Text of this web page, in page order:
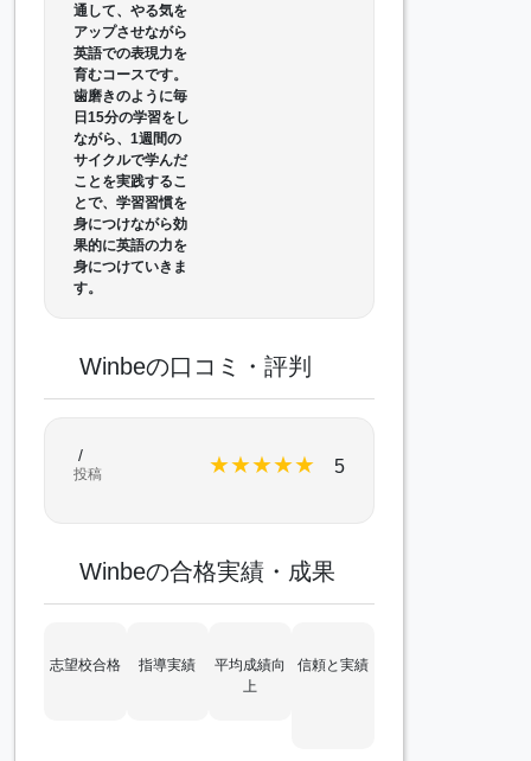
通して、やる気を
アップさせながら
英語での表現力を
育むコースです。
歯磨きのように毎
日15分の学習をし
ながら、1週間の
サイクルで学んだ
ことを実践するこ
とで、学習習慣を
身につけながら効
果的に英語の力を
身につけていきま
す。
Winbeの口コミ・評判
★★★★★ 5
/
投稿
Winbeの合格実績・成果
志望校合格 指導実績
平均成績向
上
信頼と実績